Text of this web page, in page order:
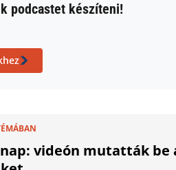
podcastet készíteni!
videón mutatták be